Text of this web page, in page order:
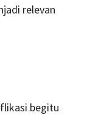
relevan
begitu